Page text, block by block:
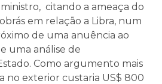
citando a ameaça do
em relação a Libra, num
de uma anuência ao
uma análise de
Como argumento mais
no exterior custaria US$ 800